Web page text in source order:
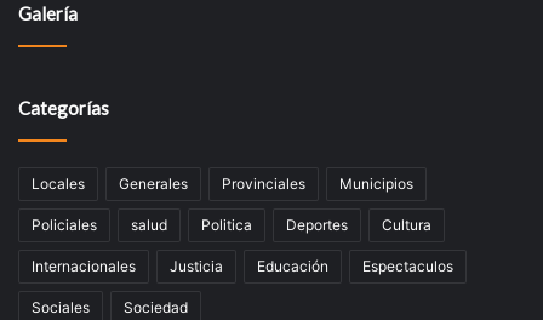
Galería
Categorías
Locales Generales Provinciales Municipios
Policiales salud Politica Deportes Cultura
Internacionales Justicia Educación Espectaculos
Sociales Sociedad